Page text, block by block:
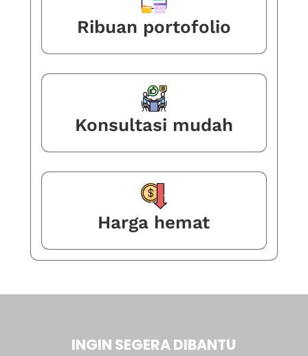
Ribuan portofolio
Konsultasi mudah
Harga hemat
INGIN SEGERA DIBANTU